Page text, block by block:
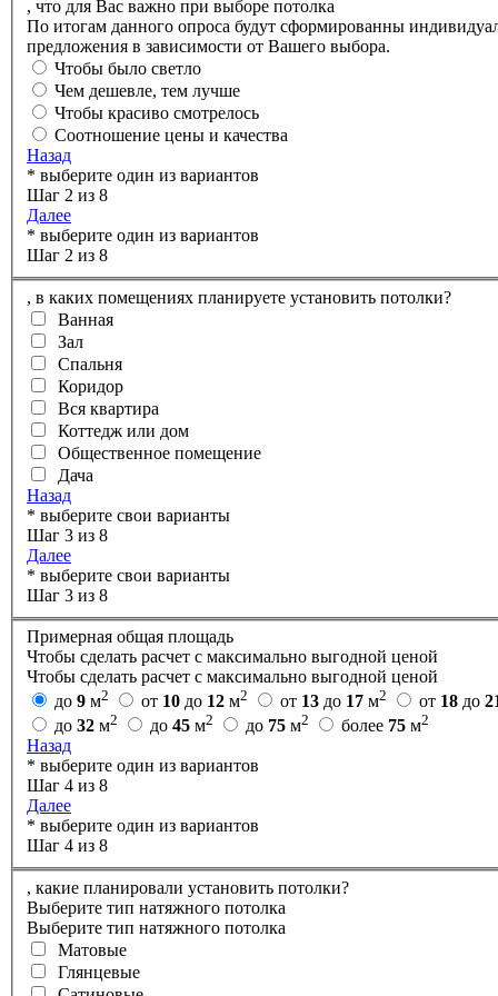
, что для Вас важно при выборе потолка
По итогам данного опроса будут сформированны
предложения в зависимости от Вашего выбора.
Чтобы было светло
Чем дешевле, тем лучше
Чтобы красиво смотрелось
Соотношение цены и качества
Назад
* выберите один из вариантов
Шаг 2 из 8
Далее
* выберите один из вариантов
Шаг 2 из 8
, в каких помещениях планируете установить потолки?
Ванная
Зал
Спальня
Коридор
Вся квартира
Коттедж или дом
Общественное помещение
Дача
Назад
* выберите свои варианты
Шаг 3 из 8
Далее
* выберите свои варианты
Шаг 3 из 8
Примерная общая площадь
Чтобы сделать расчет с максимально выгодной ценой
Чтобы сделать расчет с максимально выгодной ценой
до 9 м2 от 10 до 12 м2 от 13 до 17 м2 от 18 до
до 32 м2 до 45 м2 до 75 м2 более 75 м2
Назад
* выберите один из вариантов
Шаг 4 из 8
Далее
* выберите один из вариантов
Шаг 4 из 8
, какие планировали установить потолки?
Выберите тип натяжного потолка
Выберите тип натяжного потолка
Матовые
Глянцевые